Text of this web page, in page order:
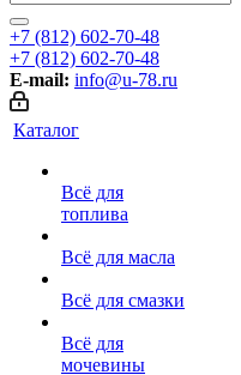
+7 (812) 602-70-48
+7 (812) 602-70-48
E-mail: info@u-78.ru
Каталог
Всё для
топлива
Всё для масла
Всё для смазки
Всё для
мочевины